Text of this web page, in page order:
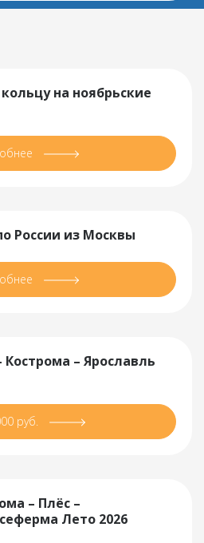
на ноябрьские
России из Москвы
Кострома – Ярославль
руб.
– Плёс –
Лето 2026